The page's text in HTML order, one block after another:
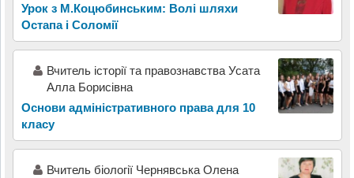
Урок з М.Коцюбинським: Волі шляхи
Остапа і Соломії
Вчитель історії та правознавства Усата
Алла Борисівна
Основи адміністративного права для 10
класу
Вчитель біології Чернявська Олена